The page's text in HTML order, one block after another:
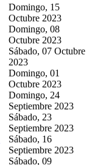
Domingo, 15
Octubre 2023
Domingo, 08
Octubre 2023
Sábado, 07 Octubre
2023
Domingo, 01
Octubre 2023
Domingo, 24
Septiembre 2023
Sábado, 23
Septiembre 2023
Sábado, 16
Septiembre 2023
Sábado, 09